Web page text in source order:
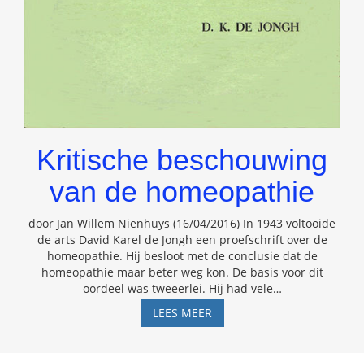
Kritische beschouwing
van de homeopathie
door Jan Willem Nienhuys (16/04/2016) In 1943 voltooide
de arts David Karel de Jongh een proefschrift over de
homeopathie. Hij besloot met de conclusie dat de
homeopathie maar beter weg kon. De basis voor dit
oordeel was tweeërlei. Hij had vele…
LEES MEERKRITISCHE
BESCHOUWING
VAN